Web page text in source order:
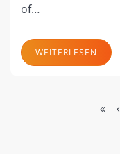
of…
WEITERLESEN
« ‹